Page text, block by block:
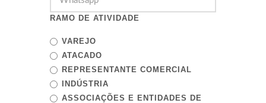
RAMO DE ATIVIDADE
VAREJO
ATACADO
REPRESENTANTE COMERCIAL
INDÚSTRIA
ASSOCIAÇÕES E ENTIDADES DE